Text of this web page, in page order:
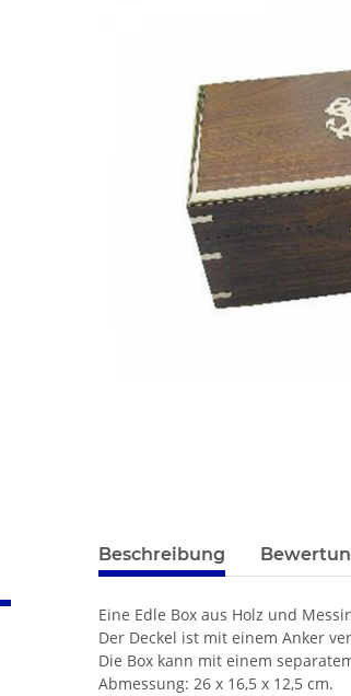
weitere Registerkarten anzeigen
Beschreibung
Eine Edle Box aus Holz und
Der Deckel ist mit einem Anker
Die Box kann mit einem
Abmessung: 26 x 16,5 x 12,5 cm.